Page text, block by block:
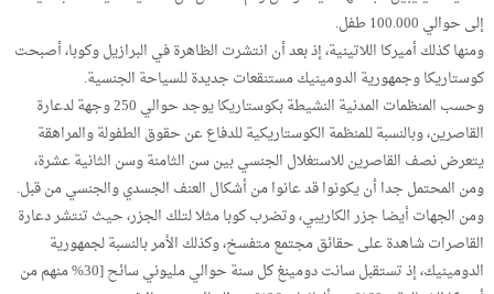
إلى حوالي 100.000 طفل.
ومنها كذلك أميركا اللاتينية، إذ بعد أن انتشرت الظاهرة في البرازيل وكوبا، أصبحت
كوستاريكا وجمهورية الدومينيك مستنقعات جديدة للسياحة الجنسية.
وحسب المنظمات المدنية النشيطة بكوستاريكا يوجد حوالي 250 وجهة لدعارة
القاصرين، وبالنسبة للمنظمة الكوستاريكية للدفاع عن حقوق الطفولة والمراهقة
يتعرض نصف القاصرين للاستغلال الجنسي بين سن الثامنة وسن الثانية عشرة،
ومن المحتمل جدا أن يكونوا قد عانوا من أشكال العنف الجسدي والجنسي من قبل.
ومن الجهات أيضا جزر الكاريبي، وتضرب كوبا مثلا لتلك الجزر، حيث تنتشر دعارة
القاصرات شاهدة على حقائق مجتمع متفسخ، وكذلك الأمر بالنسبة لجمهورية
الدومينيك، إذ تستقبل سانت دومينغ كل سنة حوالي مليوني سائح [30% منهم من